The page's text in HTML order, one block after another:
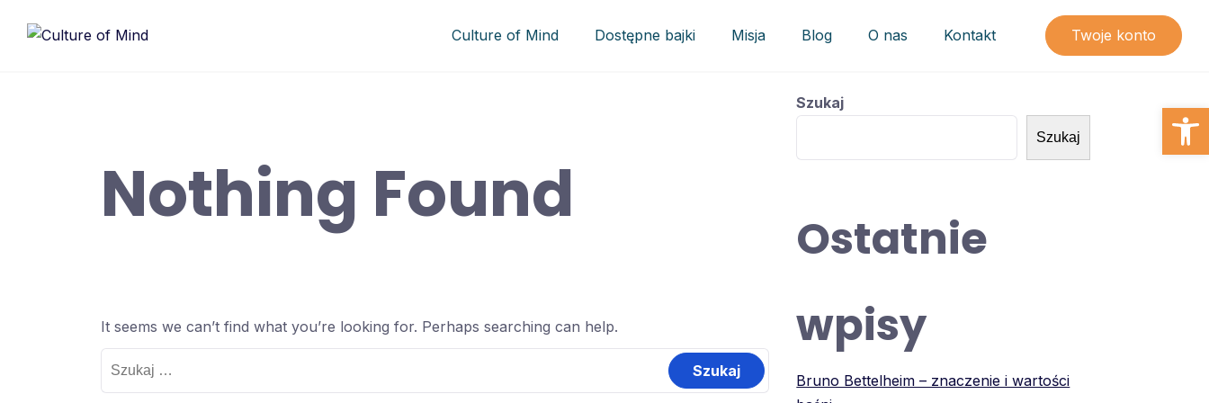
Culture of Mind Dostępne bajki Misja Blog O nas Kontakt Twoje konto
Nothing Found
It seems we can’t find what you’re looking for. Perhaps searching can help.
Szukaj
Szukaj
Ostatnie
wpisy
Bruno Bettelheim – znaczenie i wartości